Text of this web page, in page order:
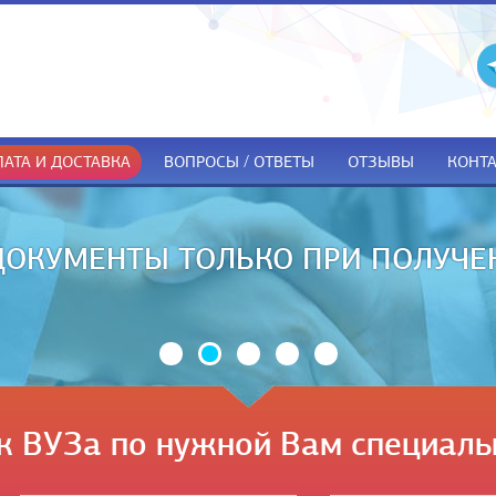
И ДОСТАВКА ВОПРОСЫ / ОТВЕТЫ ОТЗЫВЫ
ТОЛЬКО ПРИ
ВУЗа по нужной Вам